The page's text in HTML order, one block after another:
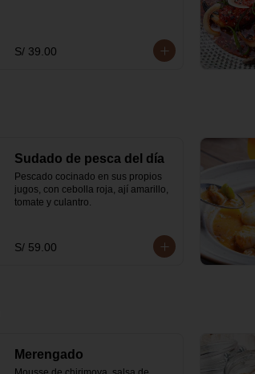
S/ 39.00
Sudado de pesca del día
Pescado cocinado en sus propios
jugos, con cebolla roja, ají amarillo,
tomate y culantro.
S/ 59.00
Merengado